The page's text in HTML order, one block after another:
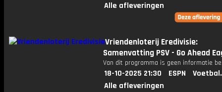
Alle afleveringen
Vriendenloterij Eredivisie:
Samenvatting PSV - Go Ahead
Van dit programma is geen informatie
18-10-2025 21:30 ESPN
Alle afleveringen